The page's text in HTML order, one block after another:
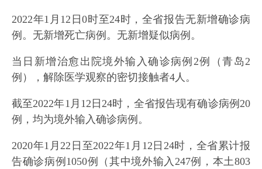
2022年1月12日0时至24时，全省报告无新增确诊病
例。无新增死亡病例。无新增疑似病例。
当日新增治愈出院境外输入确诊病例2例（青岛2
例），解除医学观察的密切接触者4人。
截至2022年1月12日24时，全省报告现有确诊病例20
例，均为境外输入确诊病例。
2020年1月22日至2022年1月12日24时，全省累计报
告确诊病例1050例（其中境外输入247例，本土803